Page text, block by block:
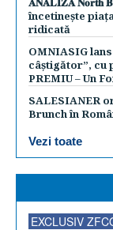
încetinește
ridicată
OMNIASIG
câștigător”, cu
PREMIU – Un
SALESIANER
Brunch în
Vezi toate
EXCLUSIV